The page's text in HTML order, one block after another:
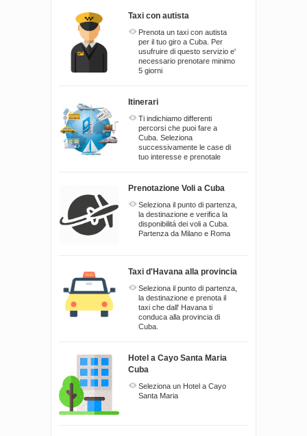
Taxi con autista
Prenota un taxi con autista
per il tuo giro a Cuba. Per
usufruire di questo servizio e'
necessario prenotare minimo
5 giorni
Itinerari
Ti indichiamo differenti
percorsi che puoi fare a
Cuba. Seleziona
successivamente le case di
tuo interesse e prenotale
Prenotazione Voli a Cuba
Seleziona il punto di partenza,
la destinazione e verifica la
disponibilitá dei voli a Cuba.
Partenza da Milano e Roma
Taxi d'Havana alla provincia
Seleziona il punto di partenza,
la destinazione e prenota il
taxi che dall' Havana ti
conduca alla provincia di
Cuba.
Hotel a Cayo Santa Maria
Cuba
Seleziona un Hotel a Cayo
Santa Maria